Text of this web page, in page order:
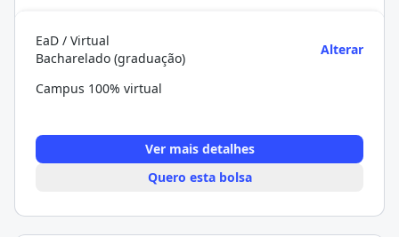
EaD / Virtual
Bacharelado (graduação)
Alterar
Campus 100% virtual
Ver mais detalhes
Quero esta bolsa